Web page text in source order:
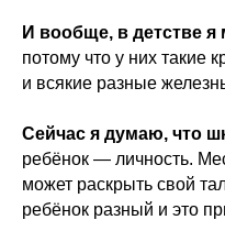
И вообще, в детстве я
потому что у них такие
и всякие разные
Сейчас я думаю, что
ребёнок — личность.
может раскрыть свой
ребёнок разный и это